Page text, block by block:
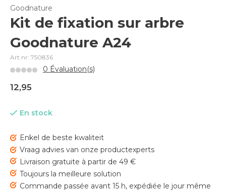
Goodnature
Kit de fixation sur arbre
Goodnature A24
Art.nr: 750836
0 Évaluation(s)
12,95
En stock
Enkel de beste kwaliteit
Vraag advies van onze productexperts
Livraison gratuite à partir de 49 €
Toujours la meilleure solution
Commande passée avant 15 h, expédiée le jour même